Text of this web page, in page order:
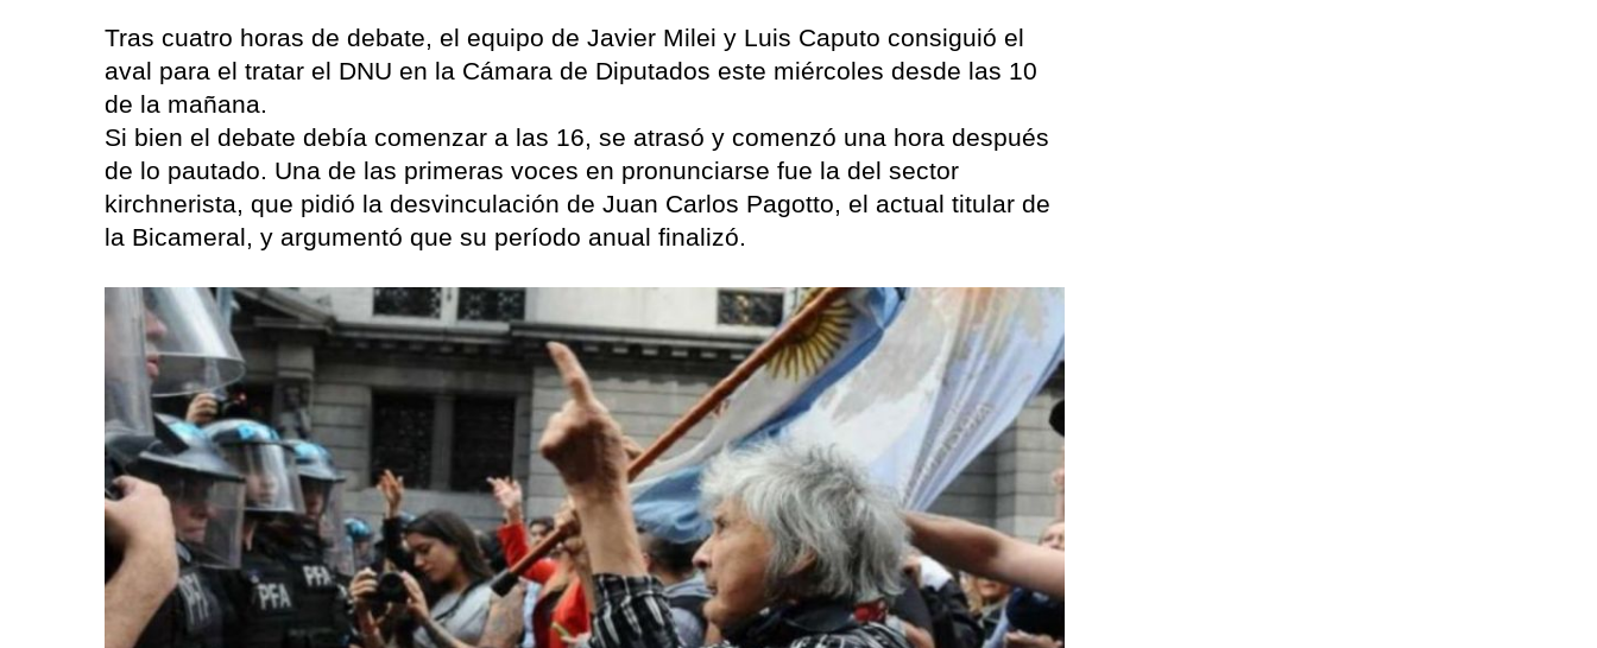
Tras cuatro horas de debate, el equipo de Javier Milei y Luis Caputo consiguió el
aval para el tratar el DNU en la Cámara de Diputados este miércoles desde las 10
de la mañana.
Si bien el debate debía comenzar a las 16, se atrasó y comenzó una hora después
de lo pautado. Una de las primeras voces en pronunciarse fue la del sector
kirchnerista, que pidió la desvinculación de Juan Carlos Pagotto, el actual titular de
la Bicameral, y argumentó que su período anual finalizó.